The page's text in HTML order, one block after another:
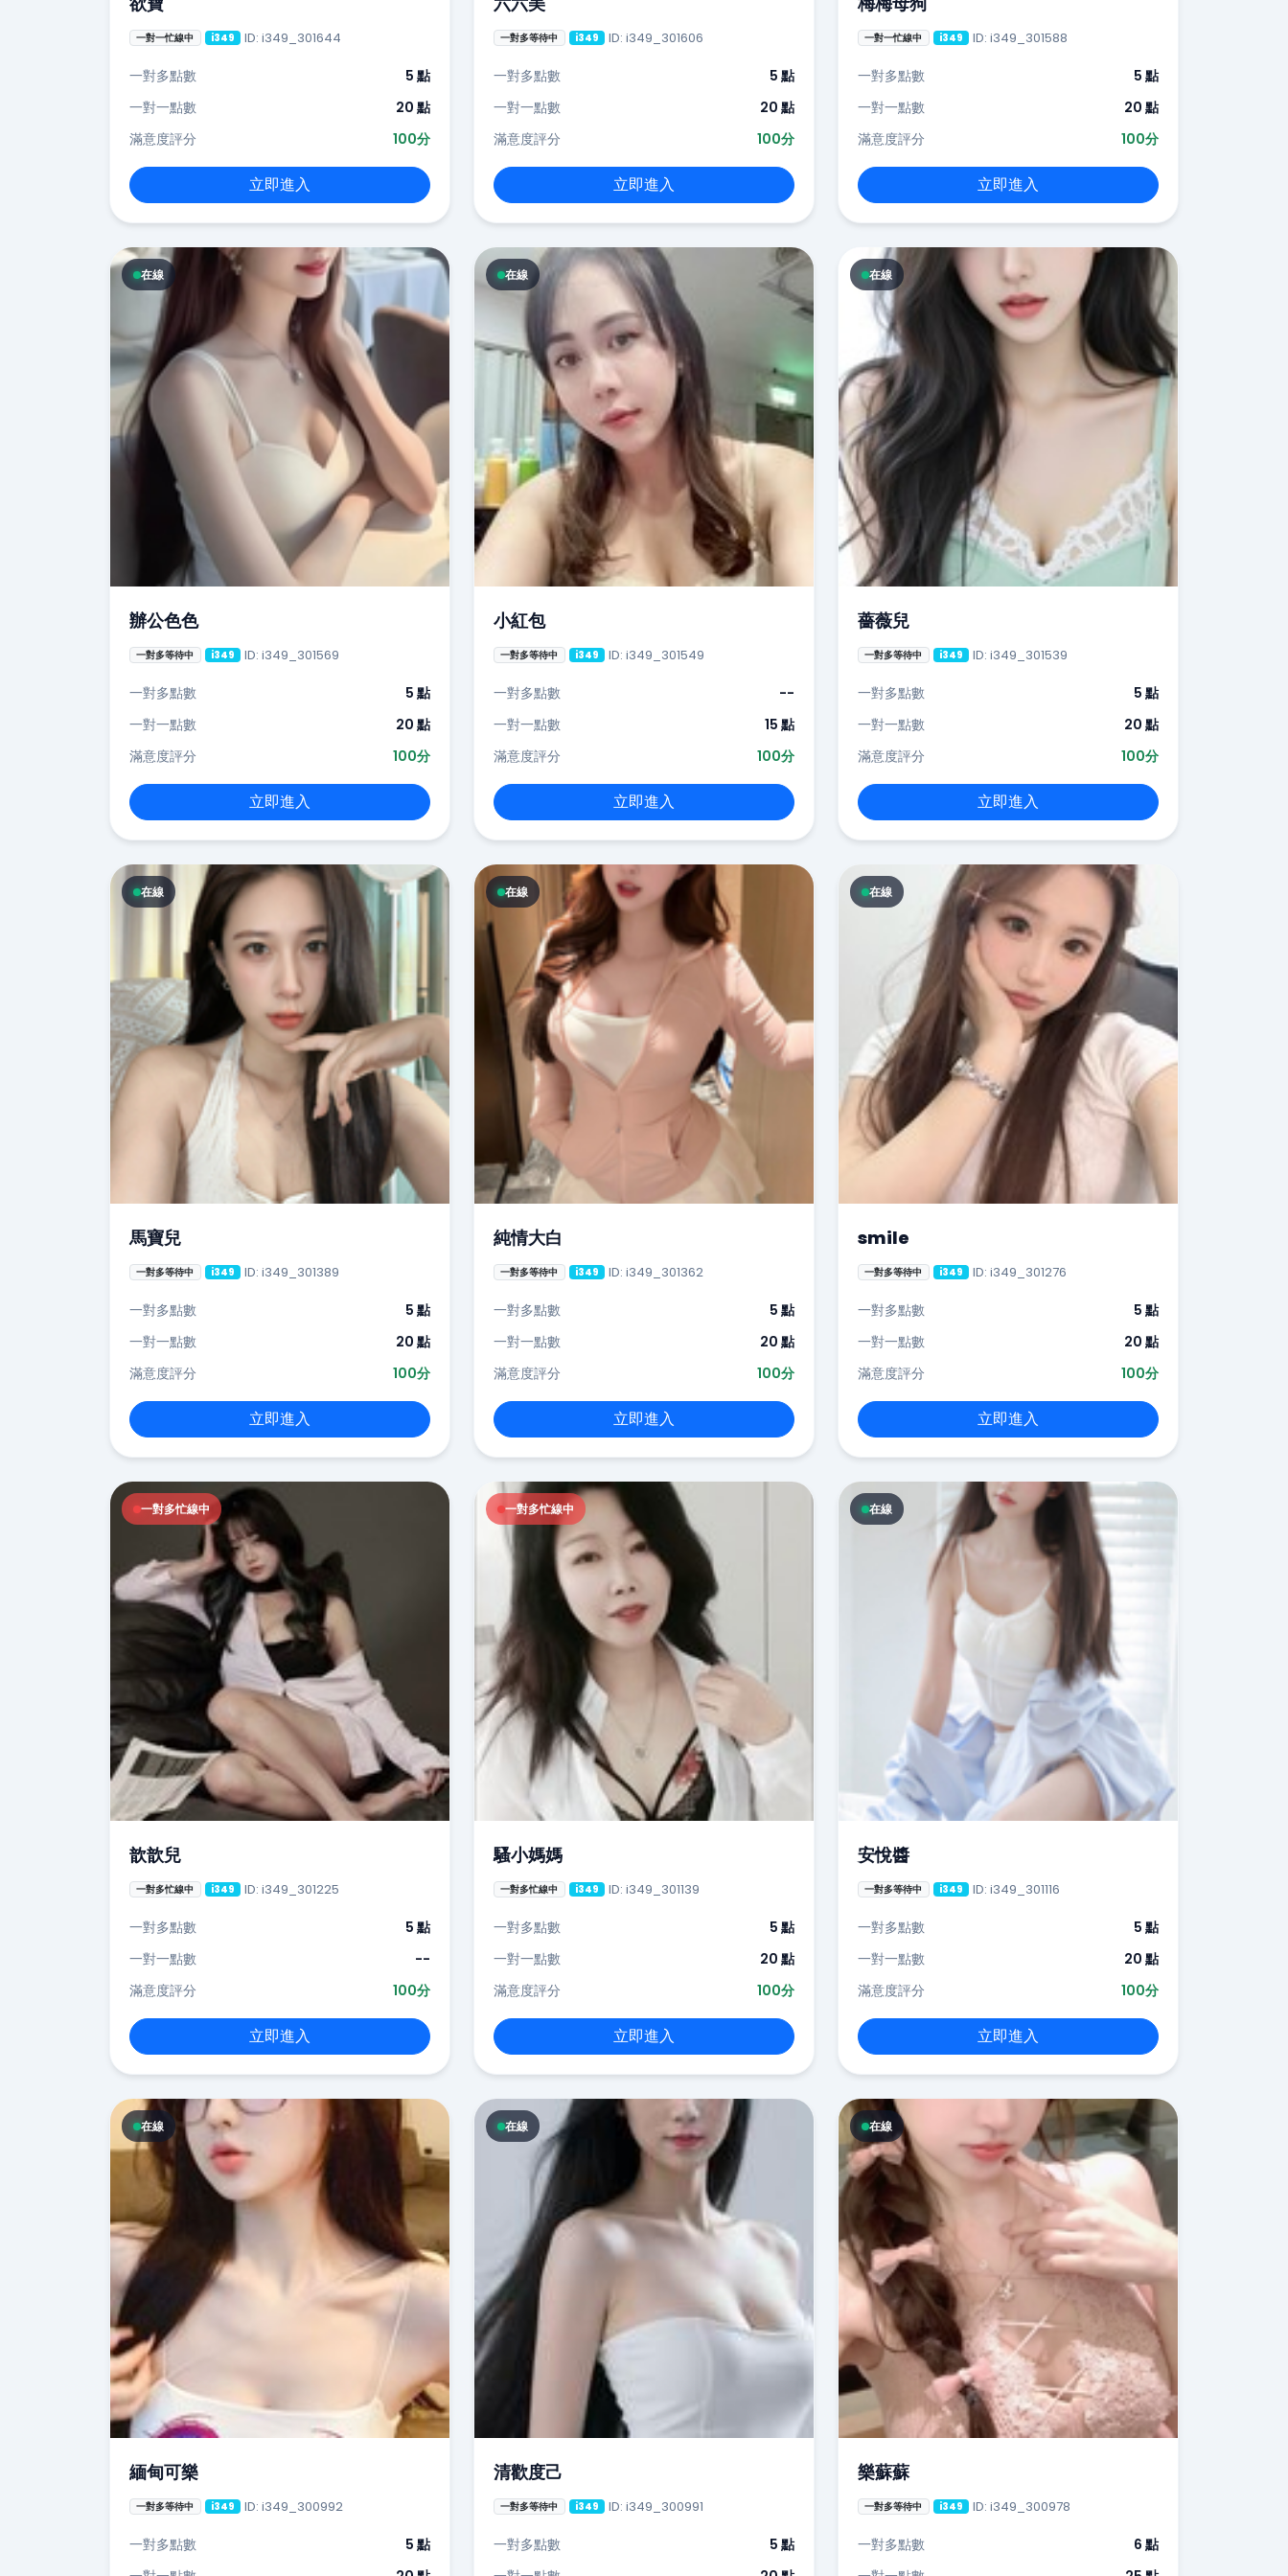
一對一忙線中 i349 ID: i349_301644
一對多點數
5 點
一對一點數
20 點
滿意度評分
100分
立即進入
一對多等待中 i349 ID: i349_301606
一對多點數
5 點
一對一點數
20 點
滿意度評分
100分
立即進入
一對一忙線中 i349 ID: i349_301588
一對多點數
5 點
一對一點數
20 點
滿意度評分
100分
立即進入
在線
辦公色色
一對多等待中 i349 ID: i349_301569
一對多點數
5 點
一對一點數
20 點
滿意度評分
100分
立即進入
在線
小紅包
一對多等待中 i349 ID: i349_301549
一對多點數
--
一對一點數
15 點
滿意度評分
100分
立即進入
在線
薔薇兒
一對多等待中 i349 ID: i349_301539
一對多點數
5 點
一對一點數
20 點
滿意度評分
100分
立即進入
在線
馬寶兒
一對多等待中 i349 ID: i349_301389
一對多點數
5 點
一對一點數
20 點
滿意度評分
100分
立即進入
在線
純情大白
一對多等待中 i349 ID: i349_301362
一對多點數
5 點
一對一點數
20 點
滿意度評分
100分
立即進入
在線
smile
一對多等待中 i349 ID: i349_301276
一對多點數
5 點
一對一點數
20 點
滿意度評分
100分
立即進入
一對多忙線中
歆歆兒
一對多忙線中 i349 ID: i349_301225
一對多點數
5 點
一對一點數
--
滿意度評分
100分
立即進入
一對多忙線中
騷小媽媽
一對多忙線中 i349 ID: i349_301139
一對多點數
5 點
一對一點數
20 點
滿意度評分
100分
立即進入
在線
安悅醬
一對多等待中 i349 ID: i349_301116
一對多點數
5 點
一對一點數
20 點
滿意度評分
100分
立即進入
在線
緬甸可樂
一對多等待中 i349 ID: i349_300992
一對多點數
5 點
在線
清歡度己
一對多等待中 i349 ID: i349_300991
一對多點數
5 點
在線
樂蘇蘇
一對多等待中 i349 ID: i349_300978
一對多點數
6 點